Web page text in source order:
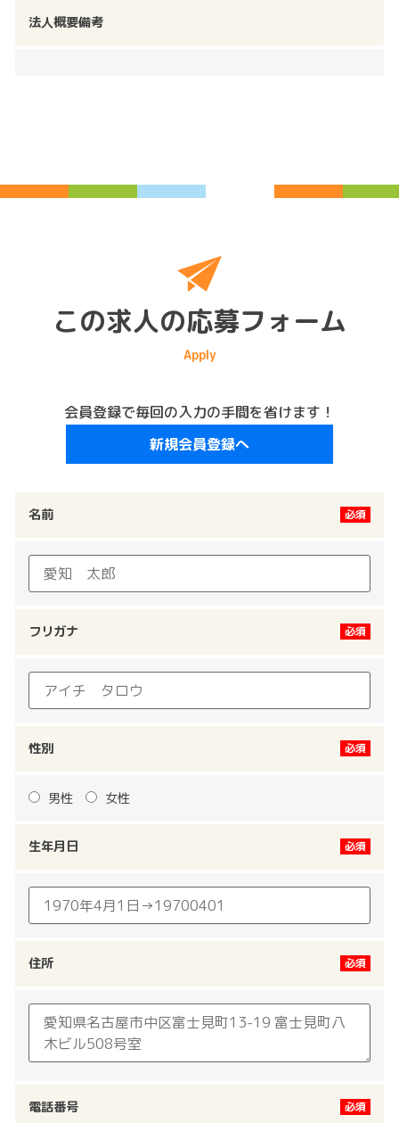
法人概要備考
この求人の応募フォーム
会員登録で毎回の入力の手間を省けます！
新規会員登録へ
名前
フリガナ
性別
男性 女性
生年月日
住所
電話番号